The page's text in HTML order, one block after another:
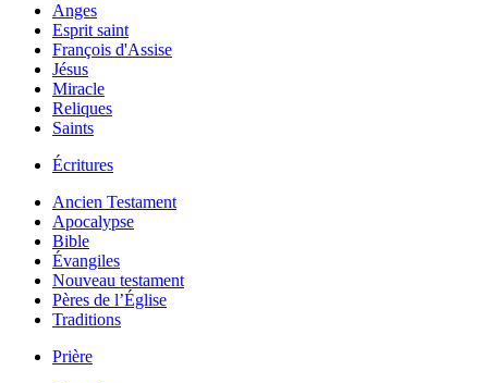
Anges
Esprit saint
François d'Assise
Jésus
Miracle
Reliques
Saints
Écritures
Ancien Testament
Apocalypse
Bible
Évangiles
Nouveau testament
Pères de l’Église
Traditions
Prière